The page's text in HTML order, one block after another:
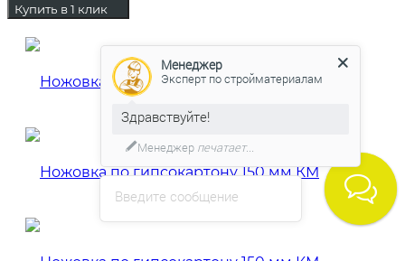
Купить в 1 клик
Введите сообщение
Менеджер
Эксперт по стройматериалам
Здравствуйте!
Менеджер печатает...